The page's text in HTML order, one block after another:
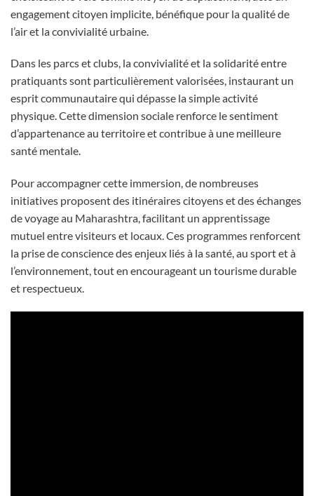
engagement citoyen implicite, bénéfique pour la qualité de
l’air et la convivialité urbaine.
Dans les parcs et clubs, la convivialité et la solidarité entre
pratiquants sont particulièrement valorisées, instaurant un
esprit communautaire qui dépasse la simple activité
physique. Cette dimension sociale renforce le sentiment
d’appartenance au territoire et contribue à une meilleure
santé mentale.
Pour accompagner cette immersion, de nombreuses
initiatives proposent des itinéraires citoyens et des échanges
de voyage au Maharashtra, facilitant un apprentissage
mutuel entre visiteurs et locaux. Ces programmes renforcent
la prise de conscience des enjeux liés à la santé, au sport et à
l’environnement, tout en encourageant un tourisme durable
et respectueux.